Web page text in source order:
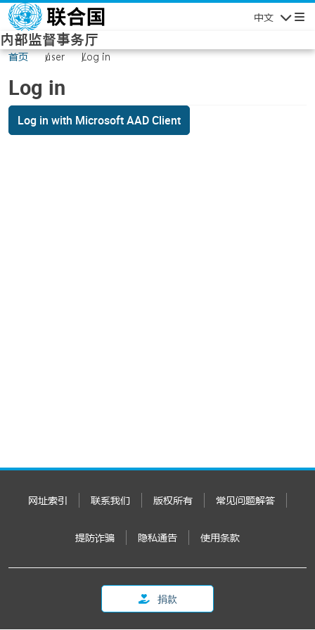
Skip to main content
中文
内部监督事务厅
首页 user Log in
Log in
Log in with Microsoft AAD Client
网址索引 联系我们 版权所有 常见问题解答
提防诈骗 隐私通告 使用条款
捐款